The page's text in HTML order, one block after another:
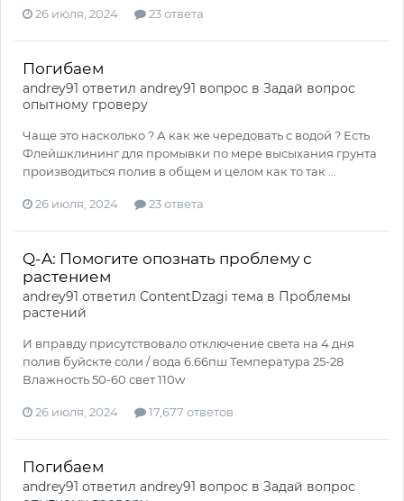
26 июля, 2024 23 ответа
Погибаем
andrey91 ответил andrey91 вопрос в Задай вопрос
опытному гроверу
Чаще это насколько ? А как же чередовать с водой ? Есть
Флейшклининг для промывки по мере высыхания грунта
производиться полив в общем и целом как то так ...
26 июля, 2024 23 ответа
Q-A: Помогите опознать проблему с
растением
andrey91 ответил ContentDzagi тема в Проблемы
растений
И вправду присутствовало отключение света на 4 дня
полив буйскте соли / вода 6.66пш Температура 25-28
Влажность 50-60 свет 110w
26 июля, 2024 17,677 ответов
Погибаем
andrey91 ответил andrey91 вопрос в Задай вопрос